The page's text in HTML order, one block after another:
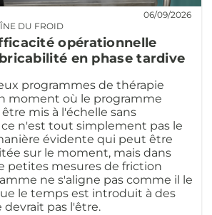
DU FROID
06/09/2026
opérationnelle
en phase tardive
programmes de thérapie
moment où le programme
mis à l'échelle sans
n'est tout simplement pas le
évidente qui peut être
sur le moment, mais dans
petites mesures de friction
ne s'aligne pas comme il le
le temps est introduit à des
pas l'être.